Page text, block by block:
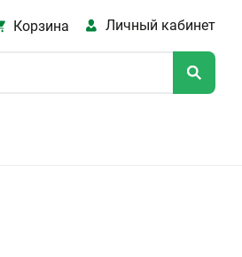
Корзина Личный кабинет